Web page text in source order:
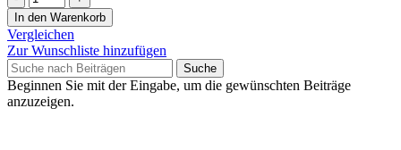
In den Warenkorb
Vergleichen
Zur Wunschliste hinzufügen
Suche
Beginnen Sie mit der Eingabe, um die gewünschten Beiträge
anzuzeigen.